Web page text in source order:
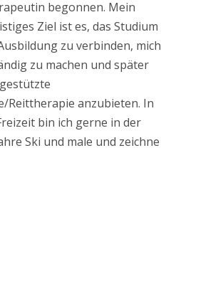
begonnen. Mein
Ziel ist es, das Studium
zu verbinden, mich
zu machen und später
Reittherapie anzubieten. In
bin ich gerne in der
Ski und male und zeichne